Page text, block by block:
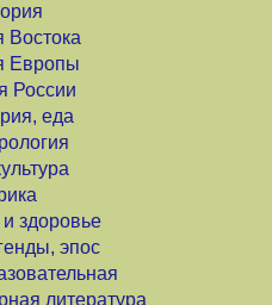
Востока
Европы
России
еда
здоровье
эпос
литература